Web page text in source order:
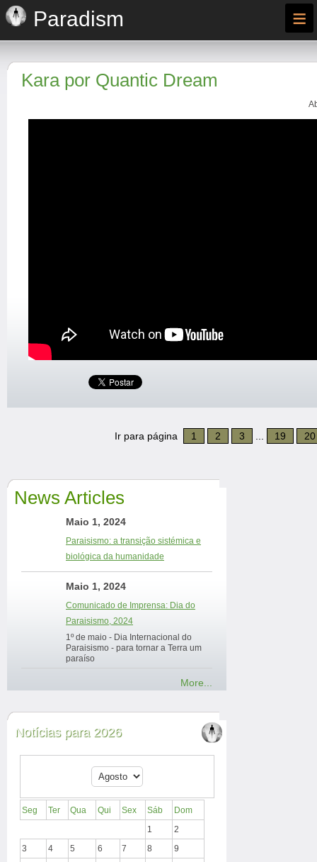
Paradism ≡
Kara por Quantic Dream
Ir para página 1 2 3 19 20
News Articles
Maio 1, 2024
Paraisismo: a transição sistémica e
biológica da humanidade
Maio 1, 2024
Comunicado de Imprensa: Dia do
Paraisismo, 2024
1º de maio - Dia Internacional do
Paraisismo - para tornar a Terra um
paraíso
More...
Notícias para 2026
Seg Ter Qua Qui Sex Sáb
Dom
1
2
3
4 5 6 7 8
9